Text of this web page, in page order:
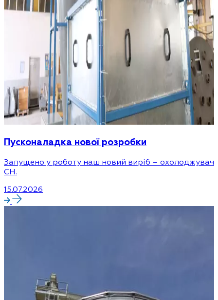
Пусконаладка нової розробки
Запущено у роботу наш новий виріб – охолоджувач
CH.
15.07.2026